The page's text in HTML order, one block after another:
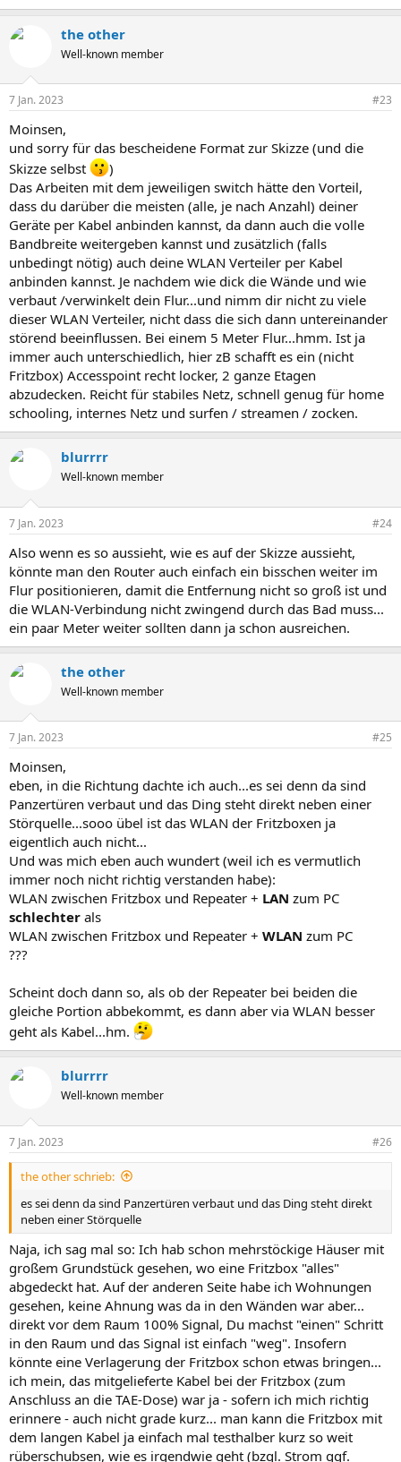
the other
Well-known member
7 Jan. 2023 #23
Moinsen,
und sorry für das bescheidene Format zur Skizze (und die
Skizze selbst
)
Das Arbeiten mit dem jeweiligen switch hätte den Vorteil,
dass du darüber die meisten (alle, je nach Anzahl) deiner
Geräte per Kabel anbinden kannst, da dann auch die volle
Bandbreite weitergeben kannst und zusätzlich (falls
unbedingt nötig) auch deine WLAN Verteiler per Kabel
anbinden kannst. Je nachdem wie dick die Wände und wie
verbaut /verwinkelt dein Flur...und nimm dir nicht zu viele
dieser WLAN Verteiler, nicht dass die sich dann untereinander
störend beeinflussen. Bei einem 5 Meter Flur...hmm. Ist ja
immer auch unterschiedlich, hier zB schafft es ein (nicht
Fritzbox) Accesspoint recht locker, 2 ganze Etagen
abzudecken. Reicht für stabiles Netz, schnell genug für home
schooling, internes Netz und surfen / streamen / zocken.
blurrrr
Well-known member
7 Jan. 2023 #24
Also wenn es so aussieht, wie es auf der Skizze aussieht,
könnte man den Router auch einfach ein bisschen weiter im
Flur positionieren, damit die Entfernung nicht so groß ist und
die WLAN-Verbindung nicht zwingend durch das Bad muss...
ein paar Meter weiter sollten dann ja schon ausreichen.
the other
Well-known member
7 Jan. 2023 #25
Moinsen,
eben, in die Richtung dachte ich auch...es sei denn da sind
Panzertüren verbaut und das Ding steht direkt neben einer
Störquelle...sooo übel ist das WLAN der Fritzboxen ja
eigentlich auch nicht...
Und was mich eben auch wundert (weil ich es vermutlich
immer noch nicht richtig verstanden habe):
WLAN zwischen Fritzbox und Repeater + LAN zum PC
schlechter als
WLAN zwischen Fritzbox und Repeater + WLAN zum PC
???
Scheint doch dann so, als ob der Repeater bei beiden die
gleiche Portion abbekommt, es dann aber via WLAN besser
geht als Kabel...hm.
blurrrr
Well-known member
7 Jan. 2023 #26
the other schrieb:
es sei denn da sind Panzertüren verbaut und das Ding steht direkt
neben einer Störquelle
Naja, ich sag mal so: Ich hab schon mehrstöckige Häuser mit
großem Grundstück gesehen, wo eine Fritzbox "alles"
abgedeckt hat. Auf der anderen Seite habe ich Wohnungen
gesehen, keine Ahnung was da in den Wänden war aber...
direkt vor dem Raum 100% Signal, Du machst "einen" Schritt
in den Raum und das Signal ist einfach "weg". Insofern
könnte eine Verlagerung der Fritzbox schon etwas bringen...
ich mein, das mitgelieferte Kabel bei der Fritzbox (zum
Anschluss an die TAE-Dose) war ja - sofern ich mich richtig
erinnere - auch nicht grade kurz... man kann die Fritzbox mit
dem langen Kabel ja einfach mal testhalber kurz so weit
rüberschubsen, wie es irgendwie geht (bzgl. Strom ggf.